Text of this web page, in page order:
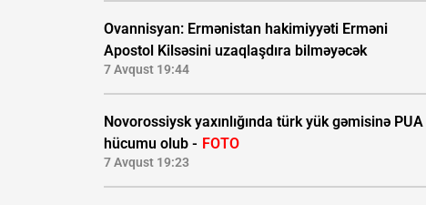
Ovannisyan: Ermənistan hakimiyyəti Erməni
Apostol Kilsəsini uzaqlaşdıra bilməyəcək
7 Avqust 19:44
Novorossiysk yaxınlığında türk yük gəmisinə PUA
hücumu olub - FOTO
7 Avqust 19:23